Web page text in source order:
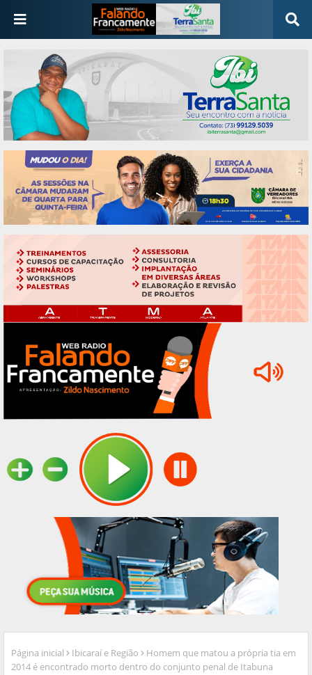
Página inicial Ibicaraí e Região
Homem que matou a própria tia em
2014 é encontrado morto dentro do conjunto penal de Itabuna